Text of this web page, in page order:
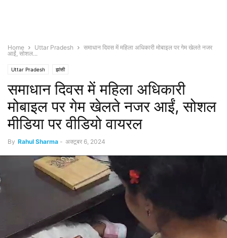
Home Uttar Pradesh
समाधान दिवस में महिला अधिकारी मोबाइल पर गेम खेलते नजर
आईं, सोशल...
Uttar Pradesh झांसी
समाधान दिवस में महिला अधिकारी
मोबाइल पर गेम खेलते नजर आईं, सोशल
मीडिया पर वीडियो वायरल
By Rahul Sharma - अक्टूबर 6, 2024